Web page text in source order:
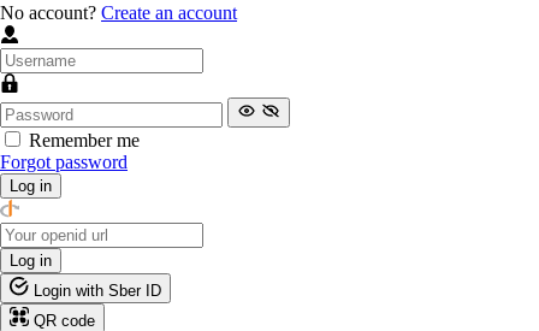
No account? Create an account
Remember me
Forgot password
Log in
Log in
Login with Sber ID
QR code